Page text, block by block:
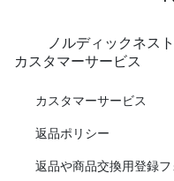
ノルディックネス
カスタマーサービス
カスタマーサービス
返品ポリシー
返品や商品交換用登録フ